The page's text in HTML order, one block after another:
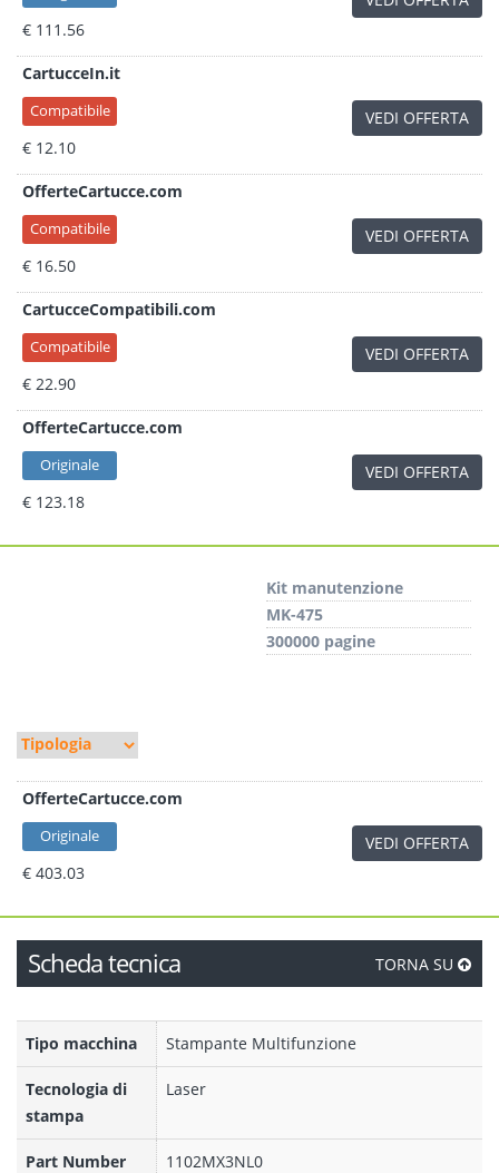
€ 111.56
CartucceIn.it
Compatibile
€ 12.10
VEDI OFFERTA
OfferteCartucce.com
Compatibile
€ 16.50
VEDI OFFERTA
CartucceCompatibili.com
Compatibile
€ 22.90
VEDI OFFERTA
OfferteCartucce.com
Originale
€ 123.18
VEDI OFFERTA
Kit manutenzione
MK-475
300000 pagine
OfferteCartucce.com
Originale
€ 403.03
VEDI OFFERTA
Scheda tecnica TORNA SU
Tipo macchina Stampante Multifunzione
Tecnologia di
stampa
Laser
Part Number 1102MX3NL0